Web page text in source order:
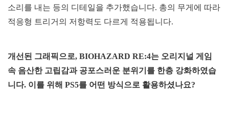
소리를 내는 등의 디테일을 추가했습니다. 총의 무게에 따라
적응형 트리거의 저항력도 다르게 적용됩니다.
개선된 그래픽으로, BIOHAZARD RE:4는 오리지널 게임
속 음산한 고립감과 공포스러운 분위기를 한층 강화하였습
니다. 이를 위해 PS5를 어떤 방식으로 활용하셨나요?